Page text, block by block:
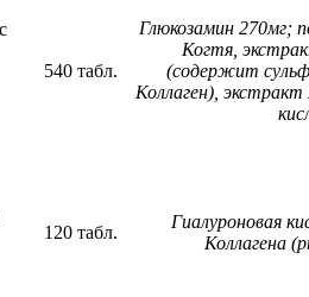
540 табл.
Глюкозамин 270мг;
Когтя,
(содержит
Коллаген),
120 табл.
Гиалуроновая
Коллагена